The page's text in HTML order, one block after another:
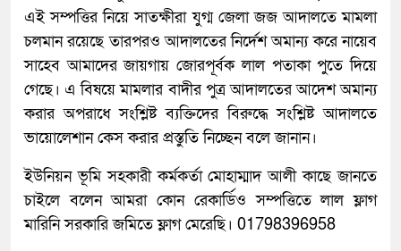
এই সম্পত্তির নিয়ে সাতক্ষীরা যুগ্ম জেলা জজ আদালতে মামলা
চলমান রয়েছে তারপরও আদালতের নির্দেশ অমান্য করে নায়েব
সাহেব আমাদের জায়গায় জোরপূর্বক লাল পতাকা পুতে দিয়ে
গেছে। এ বিষয়ে মামলার বাদীর পুত্র আদালতের আদেশ অমান্য
করার অপরাধে সংশ্লিষ্ট ব্যক্তিদের বিরুদ্ধে সংশ্লিষ্ট আদালতে
ভায়োলেশান কেস করার প্রস্তুতি নিচ্ছেন বলে জানান।
ইউনিয়ন ভূমি সহকারী কর্মকর্তা মোহাম্মাদ আলী কাছে জানতে
চাইলে বলেন আমরা কোন রেকার্ডিও সম্পত্তিতে লাল ফ্লাগ
মারিনি সরকারি জমিতে ফ্লাগ মেরেছি। 01798396958